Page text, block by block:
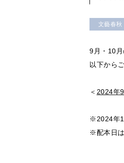
文藝春秋
9月・10月
以下から
＜ 2024年
※2024年
※配本日